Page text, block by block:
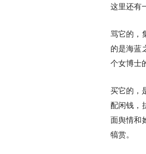
这里还有
骂它的，
的是海蓝
个女博士
买它的，
配闲钱，
面舆情和
犒赏。